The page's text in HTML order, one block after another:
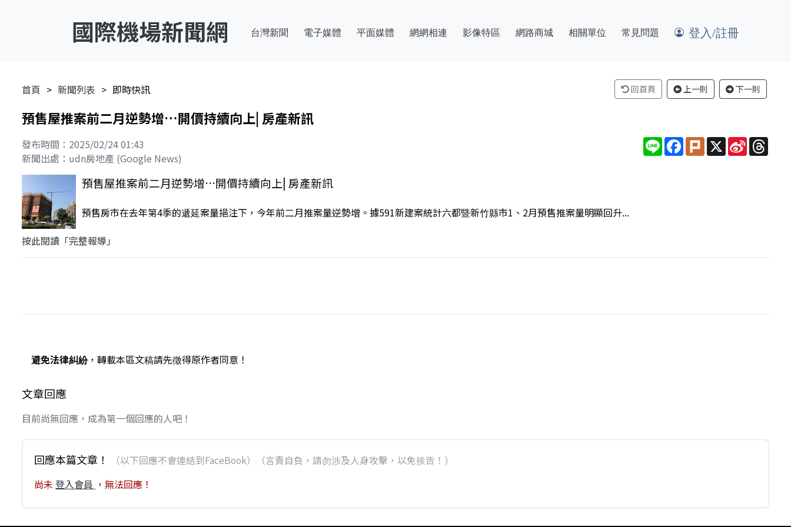
國際機場新聞網 台灣新聞 電子媒體 平面媒體 網網相連 影像特區 網路商城 相關單位 常見問題 登入/註冊
首頁 新聞列表 即時快訊 回首頁 上一則 下一則
預售屋推案前二月逆勢增…開價持續向上| 房產新訊
發布時間：2025/02/24 01:43
新聞出處：udn房地產 (Google News)
Line Facebook
PlurkX Sina
Weibo
預售屋推案前二月逆勢增…開價持續向上| 房產新訊
預售房市在去年第4季的遞延案量挹注下，今年前二月推案量逆勢增。據591新建案統計六都暨新竹縣市1、2月預售推案量明顯回升...
按此閱讀「完整報導」
避免法律糾紛，轉載本區文稿請先徵得原作者同意！
文章回應
目前尚無回應，成為第一個回應的人吧！
回應本篇文章！ （以下回應不會連結到FaceBook）（言責自負，請勿涉及人身攻擊，以免挨告！）
尚未 登入會員 ，無法回應！